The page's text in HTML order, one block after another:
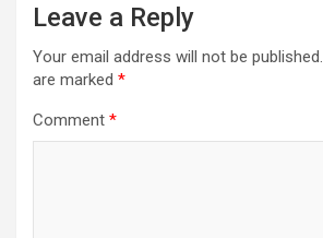
Leave a Reply
Your email address will not be published.
are marked *
Comment *